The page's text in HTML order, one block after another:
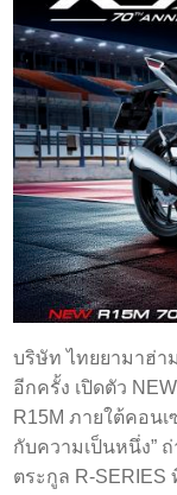
บริษัท ไทยยามาฮ่า
อีกครั้ง เปิดตัว
R15M ภายใต้คอนเ
กับความเป็นหนึ่ง”
ตระกูล R-